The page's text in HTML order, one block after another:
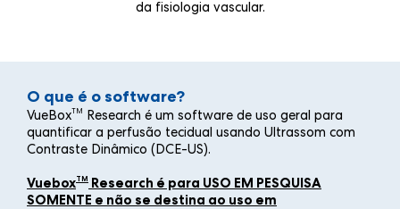
da fisiologia vascular.
O que é o software?
VueBox TM
Research é um software de uso geral para
quantificar a perfusão tecidual usando Ultrassom com
Contraste Dinâmico (DCE-US).
Vuebox TM
Research é para USO EM PESQUISA
SOMENTE e não se destina ao uso em